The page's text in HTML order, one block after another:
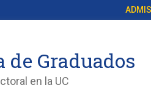
de Graduados
en la UC